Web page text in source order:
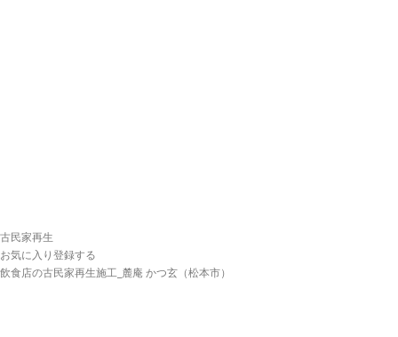
古民家再生
お気に入り登録する
飲食店の古民家再生施工_麓庵 かつ玄（松本市）